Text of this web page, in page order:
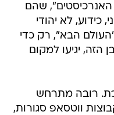
שהם
כידוע, לא יהודי
הבא", רק כדי
הזה, יגיעו למקום
רובה מתרחש
ווטסאפ סגורות,